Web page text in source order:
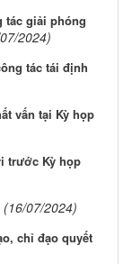
tác giải phóng
2024)
tác tái định
vấn tại Kỳ họp
trước Kỳ họp
(16/07/2024)
chỉ đạo quyết